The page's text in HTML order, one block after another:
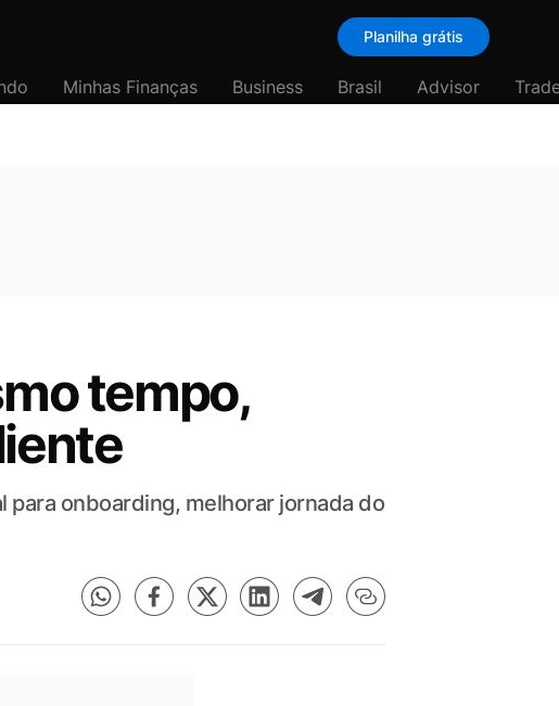
Planilha grátis
Minhas Finanças Business Brasil Advisor
tempo,
onboarding, melhorar jornada do